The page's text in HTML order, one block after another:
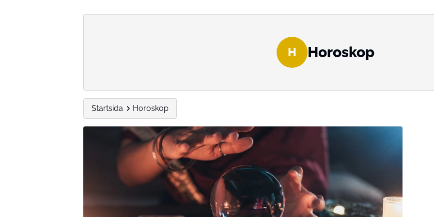
H Horoskop
Startsida Horoskop